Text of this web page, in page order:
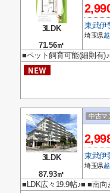
3LDK
71.56㎡
東武伊
埼玉県
■ペット飼育可能(細則有
3LDK
87.93㎡
中古マ
東武伊
埼玉県
■LDK広々19.9帖♪■ ■南